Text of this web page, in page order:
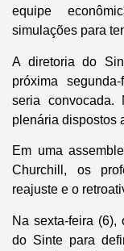
equipe
simulações para
A diretoria do
próxima
seria
plenária dispostos
Em uma
Churchill, os
reajuste e o
Na sexta-feira
do Sinte para